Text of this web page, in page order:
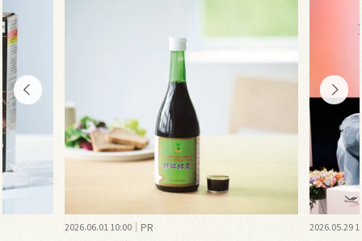
2026.05.29 10:00 PR 2026.07.10